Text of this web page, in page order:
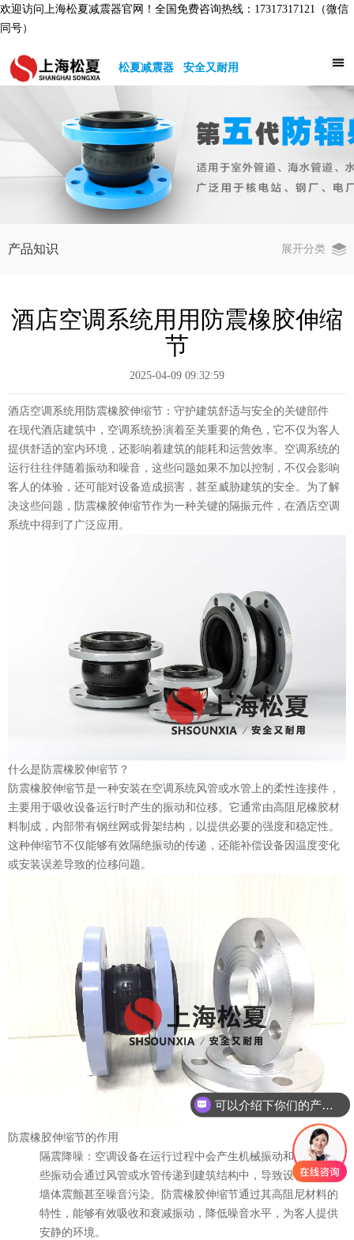
欢迎访问上海松夏减震器官网！全国免费咨询热线：17317317121（微信
同号）
松夏减震器 安全又耐用
产品知识 展开分类
酒店空调系统用用防震橡胶伸缩
节
2025-04-09 09:32:59
酒店空调系统用防震橡胶伸缩节：守护建筑舒适与安全的关键部件
在现代酒店建筑中，空调系统扮演着至关重要的角色，它不仅为客人
提供舒适的室内环境，还影响着建筑的能耗和运营效率。空调系统的
运行往往伴随着振动和噪音，这些问题如果不加以控制，不仅会影响
客人的体验，还可能对设备造成损害，甚至威胁建筑的安全。为了解
决这些问题，防震橡胶伸缩节作为一种关键的隔振元件，在酒店空调
系统中得到了广泛应用。
什么是防震橡胶伸缩节？
防震橡胶伸缩节是一种安装在空调系统风管或水管上的柔性连接件，
主要用于吸收设备运行时产生的振动和位移。它通常由高阻尼橡胶材
料制成，内部带有钢丝网或骨架结构，以提供必要的强度和稳定性。
这种伸缩节不仅能够有效隔绝振动的传递，还能补偿设备因温度变化
或安装误差导致的位移问题。
防震橡胶伸缩节的作用
隔震降噪：空调设备在运行过程中会产生机械振动和噪音，这
些振动会通过风管或水管传递到建筑结构中，导致设备振动、
墙体震颤甚至噪音污染。防震橡胶伸缩节通过其高阻尼材料的
特性，能够有效吸收和衰减振动，降低噪音水平，为客人提供
安静的环境。
可以介绍下你们的产品么？